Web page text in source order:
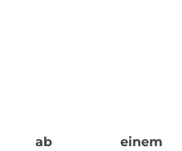
ab einem